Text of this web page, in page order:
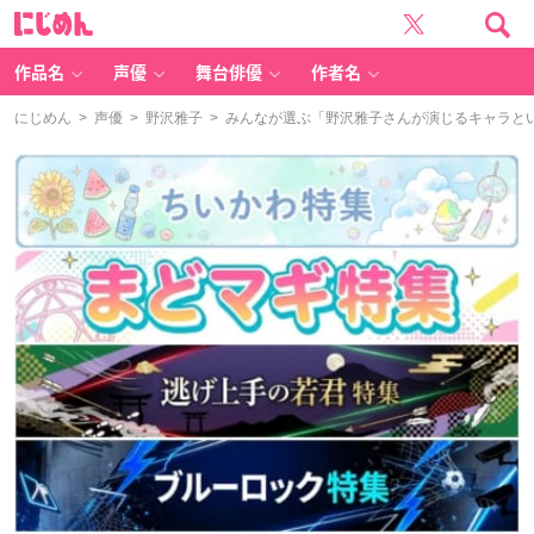
作品名 声優 舞台俳優 作者名
にじめん > 声優 > 野沢雅子 > みんなが選ぶ「野沢雅子さんが演じるキャラ